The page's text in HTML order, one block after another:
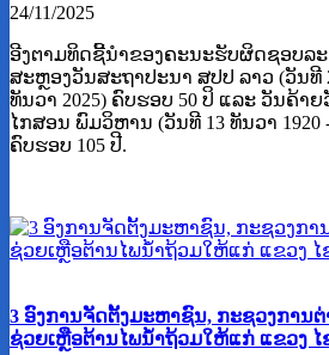
24/11/2025
ອີງຕາມທິດຊີ້ນຳຂອງຄະນະຮັບຜິດຊອບລ
ສະຫຼອງວັນສະຖາປະນາ ສປປ ລາວ (ວັນທີ
ທັນວາ 2025) ຄົບຮອບ 50 ປິ ແລະ ວັນຄ້າ
ໄກສອນ ພົມວິຫານ (ວັນທີ 13 ທັນວາ 1920
ຄົບຮອບ 105 ປີ.
3 ອົງການຈັດຕັ້ງມະຫາຊົນ, ກະຊວງການຕ່
ຊ່ວຍເຫຼືອຕ້ານໄພນໍ້າຖ້ວມໃຫ້ແກ່ ແຂວງ